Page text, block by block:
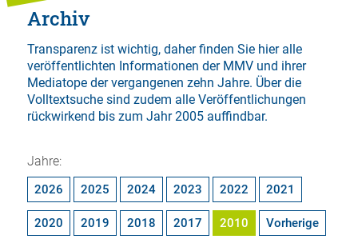
Archiv
Transparenz ist wichtig, daher finden Sie hier alle
veröffentlichten Informationen der MMV und ihrer
Mediatope der vergangenen zehn Jahre. Über die
Volltextsuchesind zudem alle Veröffentlichungen
rückwirkend bis zum Jahr 2005 auffindbar.
Jahre:
2026 2025 2024 2023 2022 2021
2020 2019 2018 2017 2010 Vorherige